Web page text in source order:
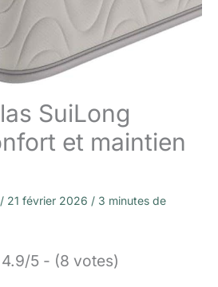
SuiLong
et maintien
/ 21 février 2026 / 3 minutes de
4.9/5 - (8 votes)